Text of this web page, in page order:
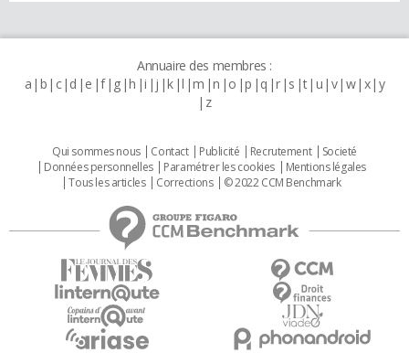
Annuaire des membres :
a b c d e f g h i j k l m n o p q r s t u v w x y
z
Qui sommes nous Contact Publicité Recrutement
Societé
Données personnelles
Paramétrer les cookies
Mentions légales
Tous les articles
Corrections © 2022 CCM Benchmark